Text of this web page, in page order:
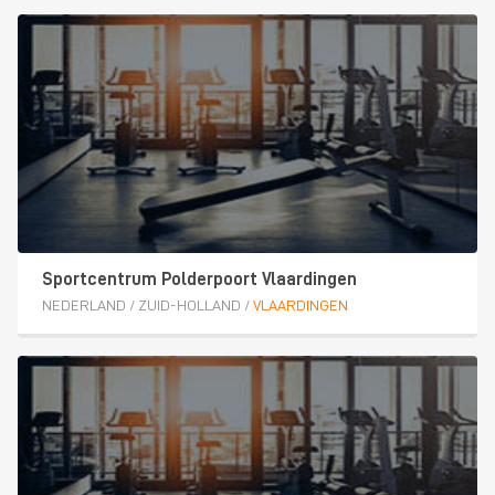
Sportcentrum Polderpoort Vlaardingen
NEDERLAND / ZUID-HOLLAND / VLAARDINGEN